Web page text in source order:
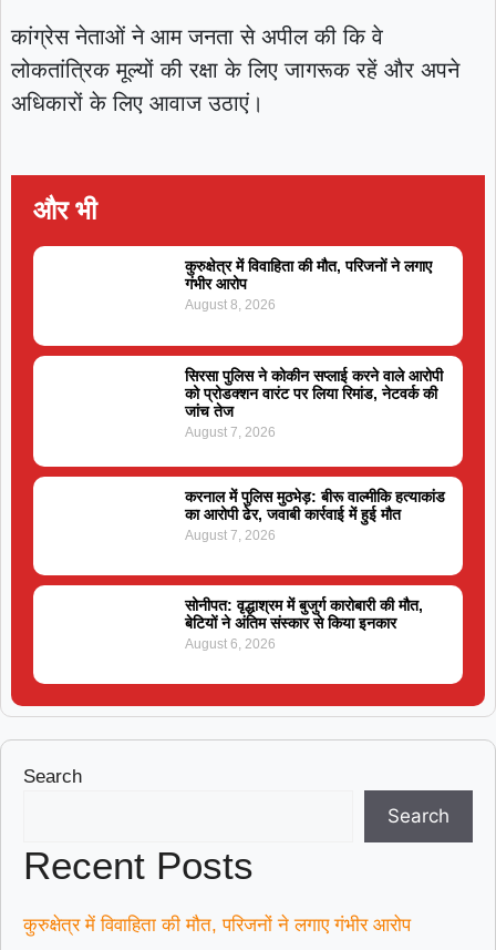
कांग्रेस नेताओं ने आम जनता से अपील की कि वे
लोकतांत्रिक मूल्यों की रक्षा के लिए जागरूक रहें और अपने
अधिकारों के लिए आवाज उठाएं।
और भी
कुरुक्षेत्र में विवाहिता की मौत, परिजनों ने लगाए
गंभीर आरोप
August 8, 2026
सिरसा पुलिस ने कोकीन सप्लाई करने वाले आरोपी
को प्रोडक्शन वारंट पर लिया रिमांड, नेटवर्क की
जांच तेज
August 7, 2026
करनाल में पुलिस मुठभेड़: बीरू वाल्मीकि हत्याकांड
का आरोपी ढेर, जवाबी कार्रवाई में हुई मौत
August 7, 2026
सोनीपत: वृद्धाश्रम में बुजुर्ग कारोबारी की मौत,
बेटियों ने अंतिम संस्कार से किया इनकार
August 6, 2026
Search
Search
Recent Posts
कुरुक्षेत्र में विवाहिता की मौत, परिजनों ने लगाए गंभीर आरोप